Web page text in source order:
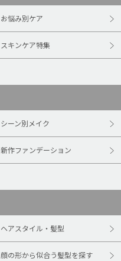
お悩み別ケア
スキンケア特集
シーン別メイク
新作ファンデーション
ヘアスタイル・髪型
顔の形から似合う髪型を探す